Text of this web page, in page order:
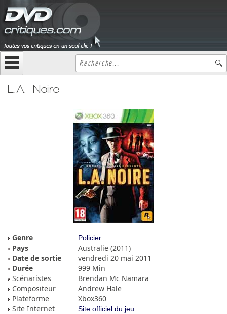
L.A. Noire
Genre Policier
Pays
Australie (2011)
Date de sortie
vendredi 20 mai 2011
Durée
999 Min
Scénaristes
Brendan Mc Namara
Compositeur
Andrew Hale
Plateforme
Xbox360
Site Internet
Site officiel du jeu